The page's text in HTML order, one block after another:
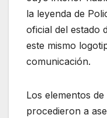
la leyenda de
oficial del estado
este mismo
comunicación.
Los elementos
procedieron a